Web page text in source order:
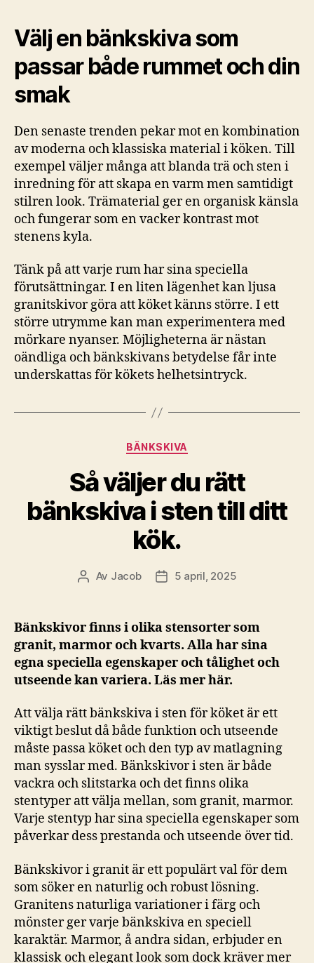
Välj en bänkskiva som
passar både rummet och din
smak
Den senaste trenden pekar mot en kombination
av moderna och klassiska material i köken. Till
exempel väljer många att blanda trä och sten i
inredning för att skapa en varm men samtidigt
stilren look. Trämaterial ger en organisk känsla
och fungerar som en vacker kontrast mot
stenens kyla.
Tänk på att varje rum har sina speciella
förutsättningar. I en liten lägenhet kan ljusa
granitskivor göra att köket känns större. I ett
större utrymme kan man experimentera med
mörkare nyanser. Möjligheterna är nästan
oändliga och bänkskivans betydelse får inte
underskattas för kökets helhetsintryck.
Kategorier
BÄNKSKIVA
Så väljer du rätt
bänkskiva i sten till ditt
kök.
Inläggsförfattare
Av Jacob Inläggsdatum
5 april, 2025
Bänkskivor finns i olika stensorter som
granit, marmor och kvarts. Alla har sina
egna speciella egenskaper och tålighet och
utseende kan variera. Läs mer här.
Att välja rätt bänkskiva i sten för köket är ett
viktigt beslut då både funktion och utseende
måste passa köket och den typ av matlagning
man sysslar med. Bänkskivor i sten är både
vackra och slitstarka och det finns olika
stentyper att välja mellan, som granit, marmor.
Varje stentyp har sina speciella egenskaper som
påverkar dess prestanda och utseende över tid.
Bänkskivor i granit är ett populärt val för dem
som söker en naturlig och robust lösning.
Granitens naturliga variationer i färg och
mönster ger varje bänkskiva en speciell
karaktär. Marmor, å andra sidan, erbjuder en
klassisk och elegant look som dock kräver mer